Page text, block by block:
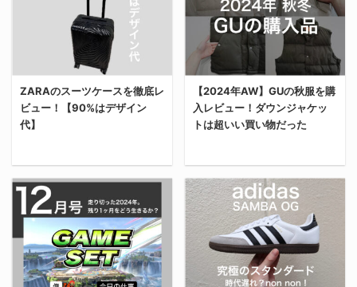
ZARAのスーツケースを徹底レ
ビュー！【90%はデザイン
代】
今回は、年末の帰省に向
けて、ZARAで小さなス
ーツケースを購入したか
らレビューする。 完全に
デザインに一目惚れして
購入した。価格は
【2024年AW】GUの秋服を購
入レビュー！ダウンジャケッ
トは超いい買い物だった
今回は、2024年の秋冬
に「GU」で購入した商
品を紹介する。 参考にな
れば嬉しい。 ベーシック
なアイテムはすでに揃っ
ている 俺も今年で27